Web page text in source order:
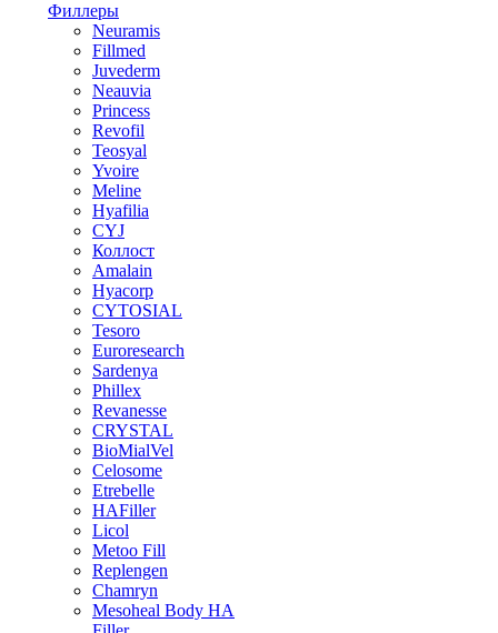
Филлеры
Neuramis
Fillmed
Juvederm
Neauvia
Princess
Revofil
Teosyal
Yvoire
Meline
Hyafilia
CYJ
Коллост
Amalain
Hyacorp
CYTOSIAL
Tesoro
Euroresearch
Sardenya
Phillex
Revanesse
CRYSTAL
BioMialVel
Celosome
Etrebelle
HAFiller
Licol
Metoo Fill
Replengen
Chamryn
Mesoheal Body HA